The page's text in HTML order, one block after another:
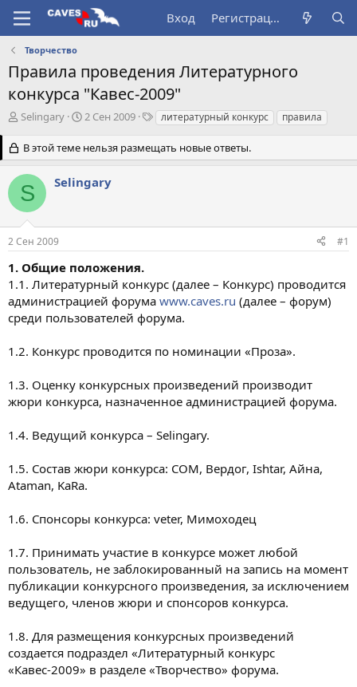
Вход Регистрация
Творчество
Правила проведения Литературного
конкурса "Кавес-2009"
А
т
о
р
т
е
м
ы
Selingary
Д
т
а
а
л
2 Сен 2009
Т
г
и
литературный конкурс правила
В этой теме нельзя размещать новые ответы.
S Selingary
2 Сен 2009 #1
1. Общие положения.
1.1. Литературный конкурс (далее – Конкурс) проводится
администрацией форума www.caves.ru (далее – форум)
среди пользователей форума.
1.2. Конкурс проводится по номинации «Проза».
1.3. Оценку конкурсных произведений производит
жюри конкурса, назначенное администрацией форума.
1.4. Ведущий конкурса – Selingary.
1.5. Состав жюри конкурса: СОМ, Вердог, Ishtar, Айна,
Ataman, KaRa.
1.6. Спонсоры конкурса: veter, Мимоходец
1.7. Принимать участие в конкурсе может любой
пользователь, не заблокированный на запись на момент
публикации конкурсного произведения, за исключением
ведущего, членов жюри и спонсоров конкурса.
1.8. Для размещения конкурсных произведений
создается подраздел «Литературный конкурс
«Кавес-2009» в разделе «Творчество» форума.